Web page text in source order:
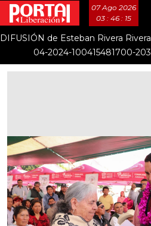
07 Ago 2026
03 : 46 : 15
DIFUSIÓN de Esteban Rivera Rivera
04-2024-100415481700-203